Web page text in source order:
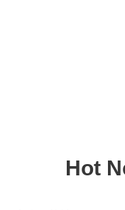
Hot
AFM100 系列軟體原